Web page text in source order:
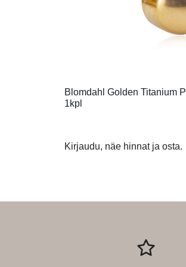
Blomdahl Golden Titanium
1kpl
Kirjaudu, näe hinnat ja osta.